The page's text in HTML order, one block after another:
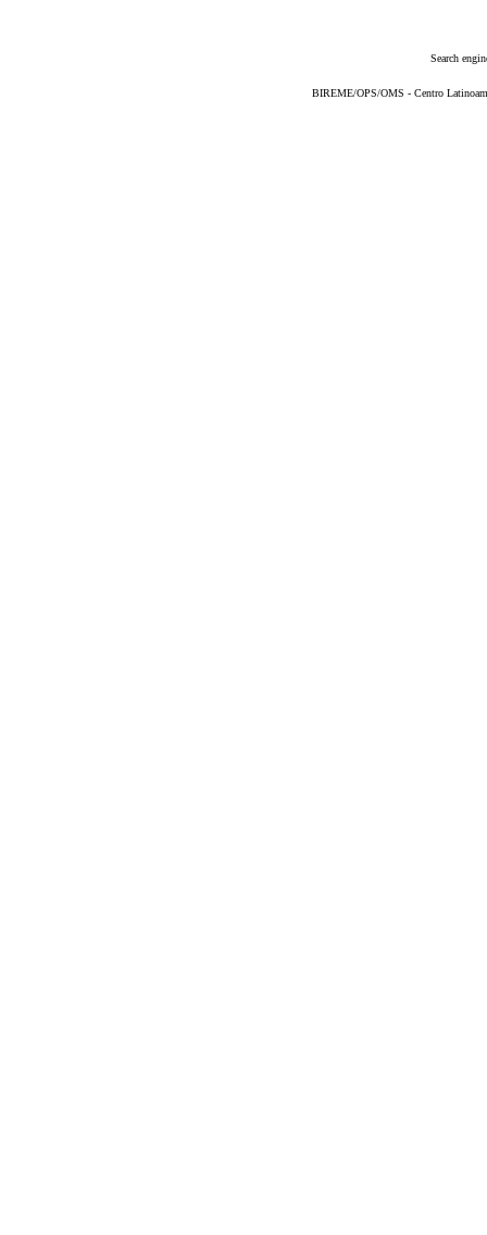
Search
BIREME/OPS/OMS - Centro